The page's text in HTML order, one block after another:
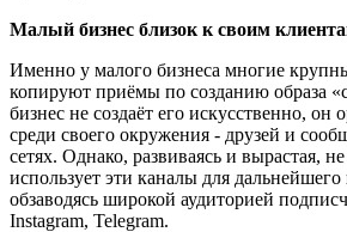
Малый бизнес близок к своим
Именно у малого бизнеса многие
копируют приёмы по созданию образа
бизнес не создаёт его искусственно, он
среди своего окружения - друзей и
сетях. Однако, развиваясь и вырастая,
использует эти каналы для
обзаводясь широкой аудиторией
Instagram, Telegram.